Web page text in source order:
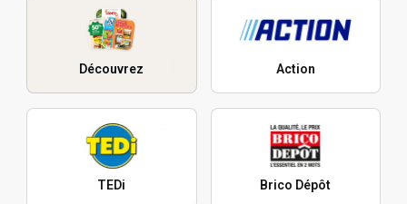
Découvrez Action
TEDi Brico Dépôt